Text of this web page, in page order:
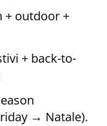
+ outdoor +
+ back-to-
→ Natale).